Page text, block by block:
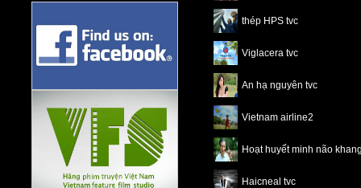
thép HPS tvc
Viglacera tvc
An hạ nguyên tvc
Vietnam airline2
Hoạt huyết minh não
Haicneal tvc